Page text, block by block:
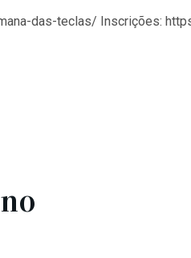
das-teclas/ Inscrições: